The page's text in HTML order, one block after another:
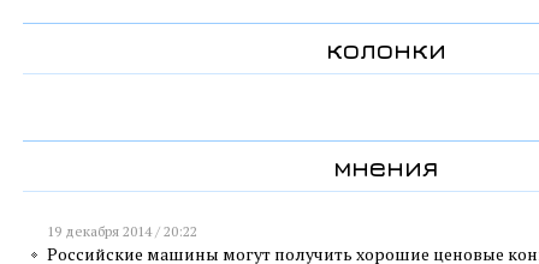
колонки
мнения
19 декабря 2014 / 20:22
Российские машины могут получить хорошие ценовые